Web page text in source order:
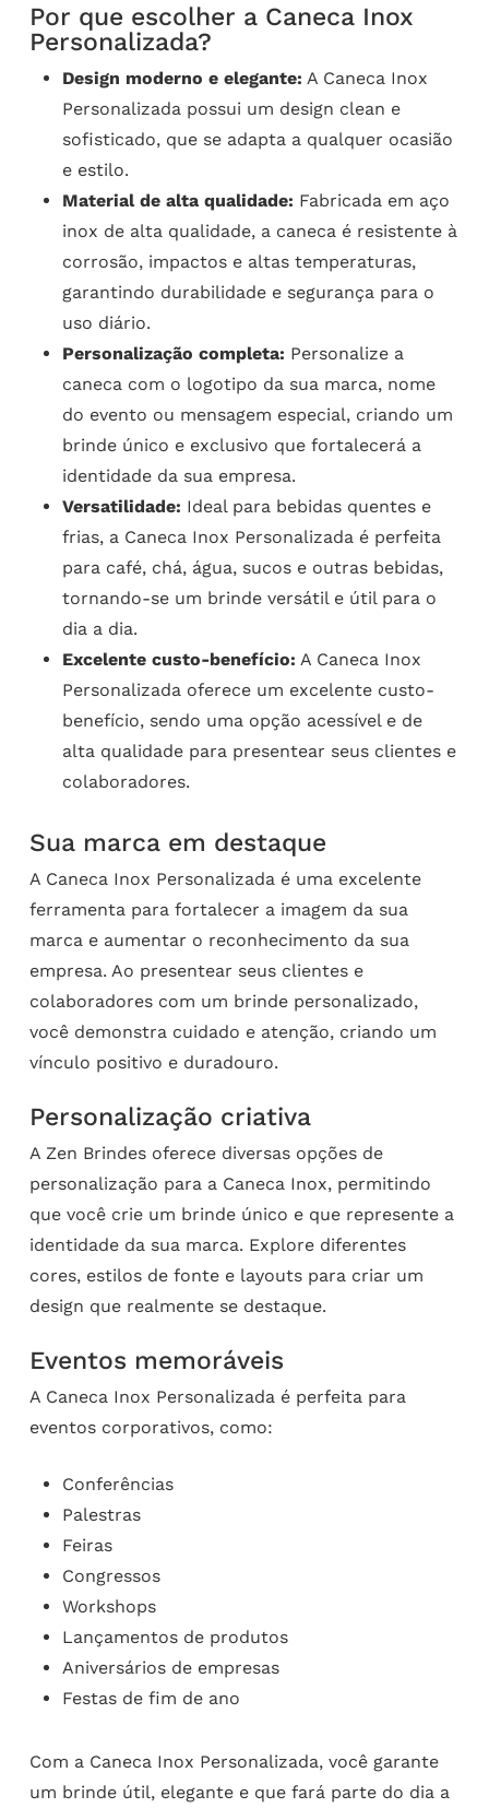
Por que escolher a Caneca Inox
Personalizada?
Design moderno e elegante: A Caneca Inox
Personalizada possui um design clean e
sofisticado, que se adapta a qualquer ocasião
e estilo.
Material de alta qualidade: Fabricada em aço
inox de alta qualidade, a caneca é resistente à
corrosão, impactos e altas temperaturas,
garantindo durabilidade e segurança para o
uso diário.
Personalização completa: Personalize a
caneca com o logotipo da sua marca, nome
do evento ou mensagem especial, criando um
brinde único e exclusivo que fortalecerá a
identidade da sua empresa.
Versatilidade: Ideal para bebidas quentes e
frias, a Caneca Inox Personalizada é perfeita
para café, chá, água, sucos e outras bebidas,
tornando-se um brinde versátil e útil para o
dia a dia.
Excelente custo-benefício: A Caneca Inox
Personalizada oferece um excelente custo-
benefício, sendo uma opção acessível e de
alta qualidade para presentear seus clientes e
colaboradores.
Sua marca em destaque
A Caneca Inox Personalizada é uma excelente
ferramenta para fortalecer a imagem da sua
marca e aumentar o reconhecimento da sua
empresa. Ao presentear seus clientes e
colaboradores com um brinde personalizado,
você demonstra cuidado e atenção, criando um
vínculo positivo e duradouro.
Personalização criativa
A Zen Brindes oferece diversas opções de
personalização para a Caneca Inox, permitindo
que você crie um brinde único e que represente a
identidade da sua marca. Explore diferentes
cores, estilos de fonte e layouts para criar um
design que realmente se destaque.
Eventos memoráveis
A Caneca Inox Personalizada é perfeita para
eventos corporativos, como:
Conferências
Palestras
Feiras
Congressos
Workshops
Lançamentos de produtos
Aniversários de empresas
Festas de fim de ano
Com a Caneca Inox Personalizada, você garante
um brinde útil, elegante e que fará parte do dia a